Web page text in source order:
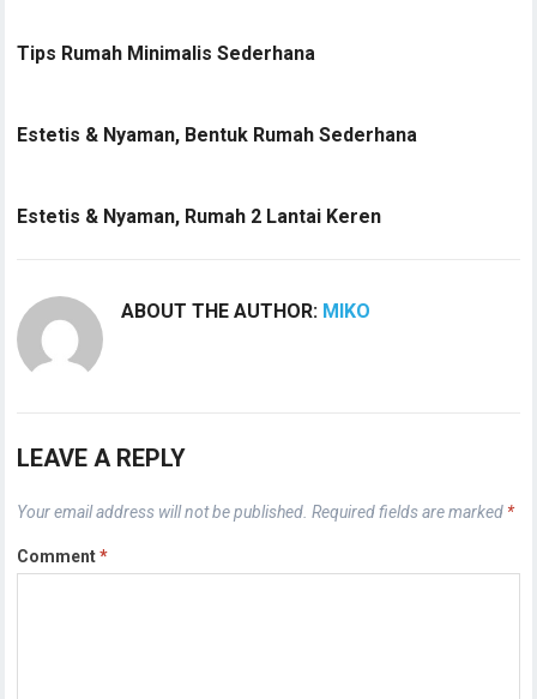
Tips Rumah Minimalis Sederhana
Estetis & Nyaman, Bentuk Rumah Sederhana
Estetis & Nyaman, Rumah 2 Lantai Keren
ABOUT THE AUTHOR: MIKO
LEAVE A REPLY
Your email address will not be published. Required fields are marked *
Comment*